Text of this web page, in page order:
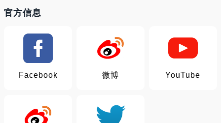
官方信息
Facebook 微博 YouTube